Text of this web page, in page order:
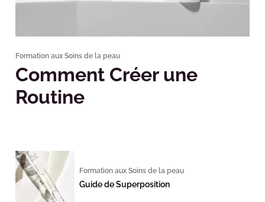
Formation aux Soins de la peau
Comment Créer une
Routine
Formation aux Soins de la peau
Guide de Superposition